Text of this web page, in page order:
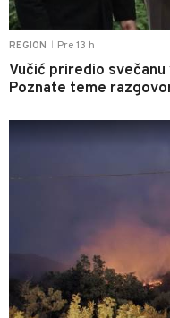
REGION Pre 13 h
Vučić priredio
Poznate teme